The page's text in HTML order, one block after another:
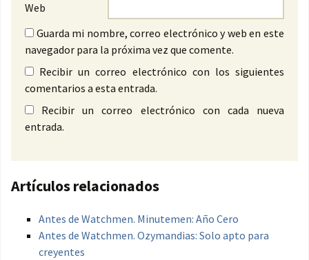
Web
Guarda mi nombre, correo electrónico y web en este
navegador para la próxima vez que comente.
Recibir un correo electrónico con los siguientes
comentarios a esta entrada.
Recibir un correo electrónico con cada nueva
entrada.
Artículos relacionados
Antes de Watchmen. Minutemen: Año Cero
Antes de Watchmen. Ozymandias: Solo apto para
creyentes